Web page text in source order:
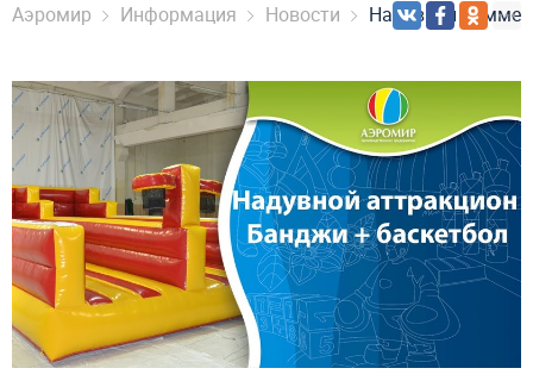
Аэромир Информация Новости Надувной